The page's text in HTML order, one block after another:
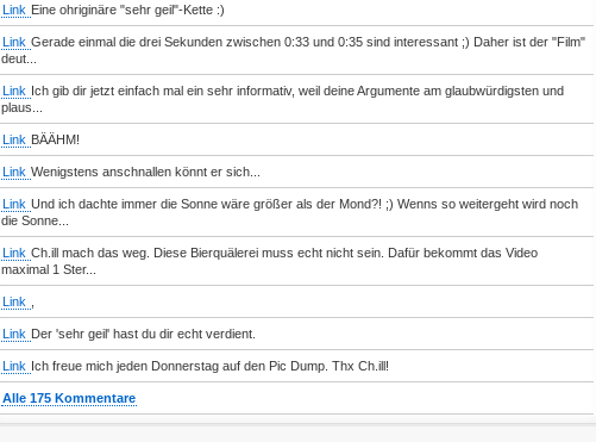
Link Eine ohriginäre "sehr geil"-Kette :)
Link Gerade einmal die drei Sekunden zwischen 0:33 und 0:35 sind interessant ;) Daher ist der "Film"
deut...
Link Ich gib dir jetzt einfach mal ein sehr informativ, weil deine Argumente am glaubwürdigsten und
plaus...
Link BÄÄHM!
Link Wenigstens anschnallen könnt er sich...
Link Und ich dachte immer die Sonne wäre größer als der Mond?! ;) Wenns so weitergeht wird noch
die Sonne...
Link Ch.ill mach das weg. Diese Bierquälerei muss echt nicht sein. Dafür bekommt das Video
maximal 1 Ster...
Link
Link Der 'sehr geil' hast du dir echt verdient.
Link Ich freue mich jeden Donnerstag auf den Pic Dump. Thx Ch.ill!
Alle 175 Kommentare